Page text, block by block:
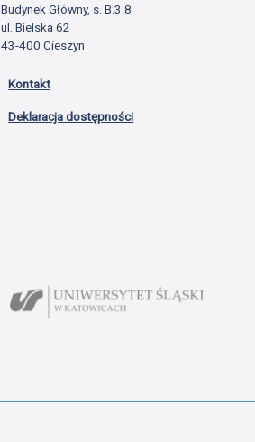
Budynek Główny, s. B.3.8
ul. Bielska 62
43-400 Cieszyn
Kontakt
Deklaracja dostępności